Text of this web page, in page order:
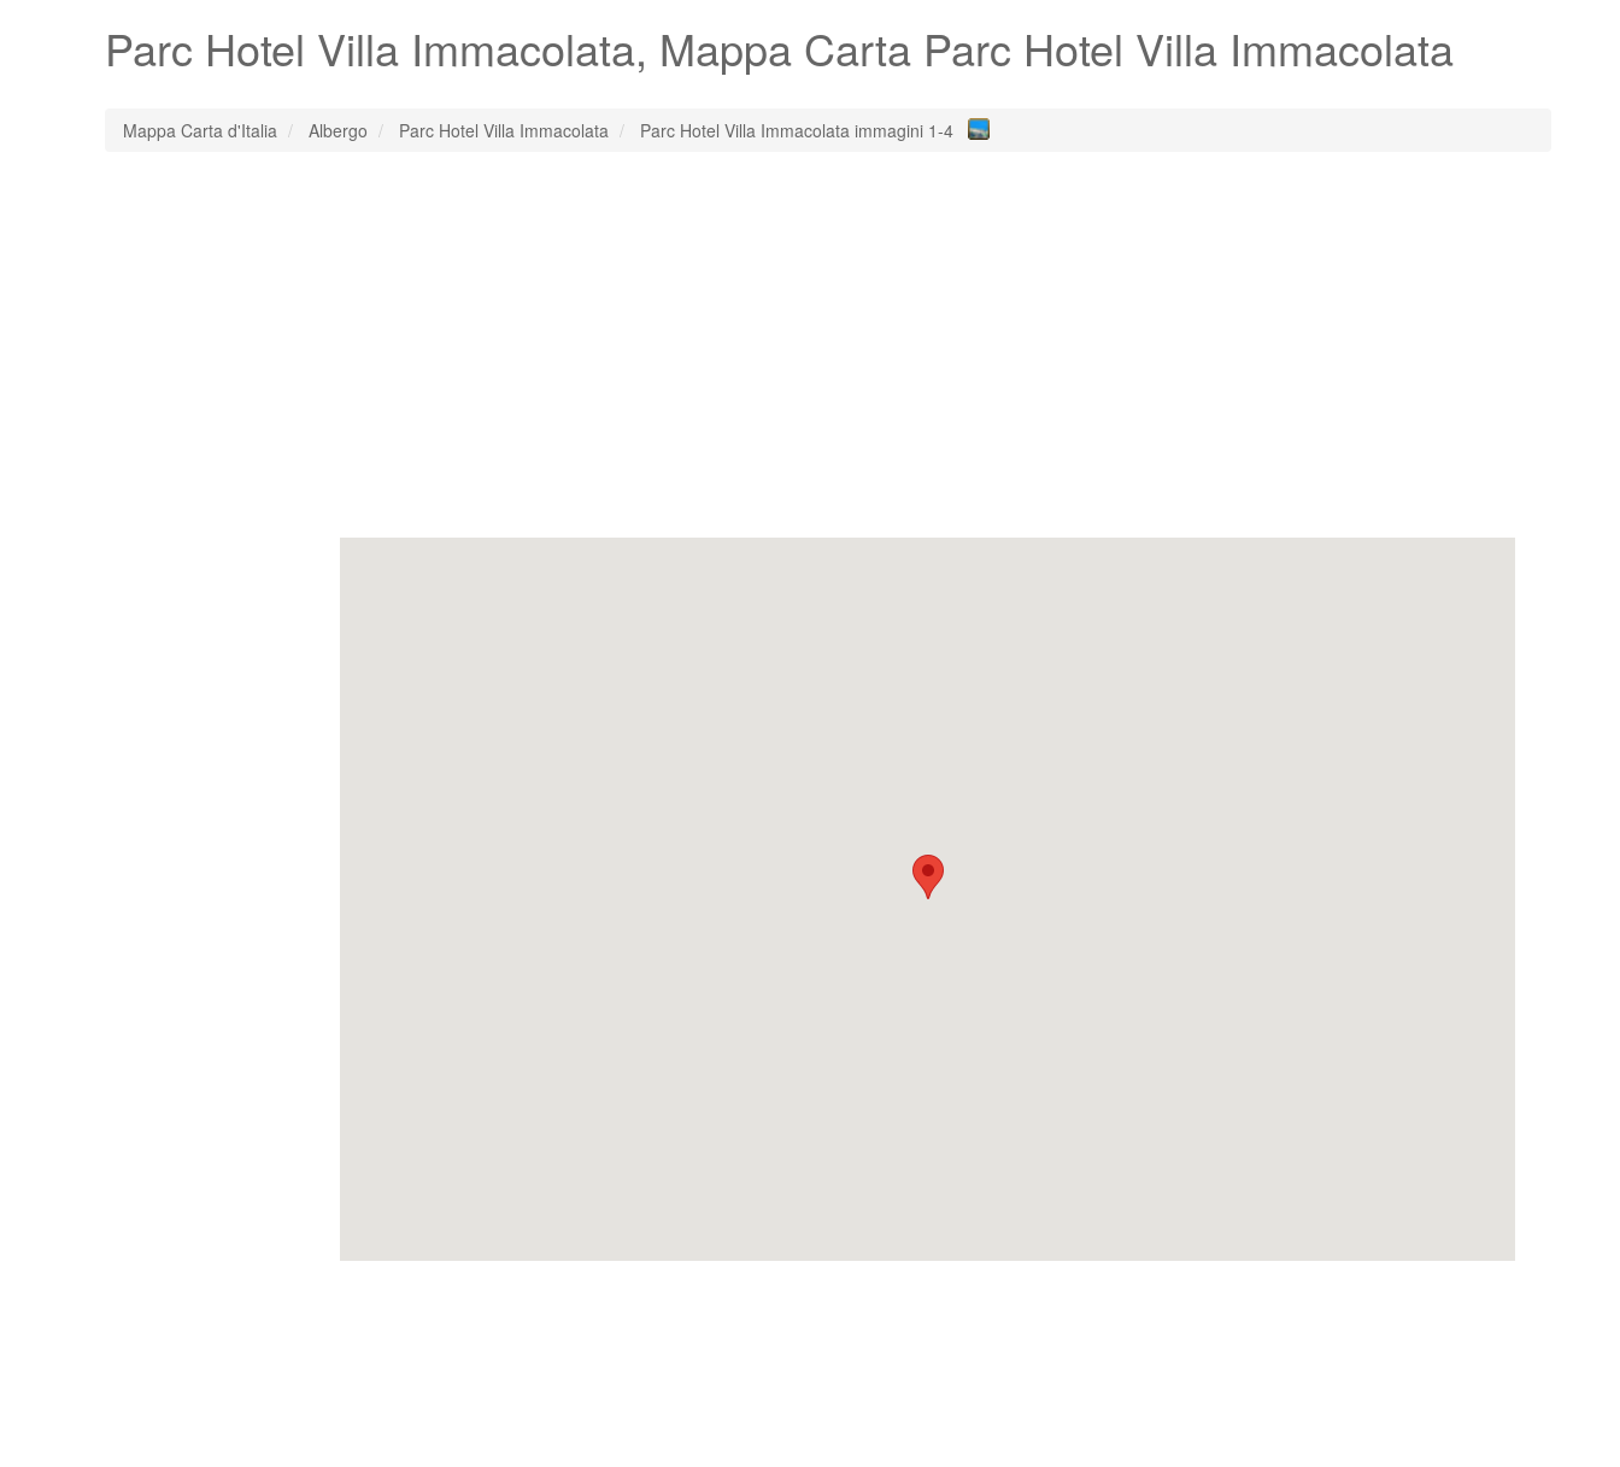
Parc Hotel Villa Immacolata, Mappa Carta Parc Hotel Villa Immacolata
Mappa Carta d'Italia Albergo Parc Hotel Villa Immacolata Parc Hotel Villa Immacolata immagini 1-4